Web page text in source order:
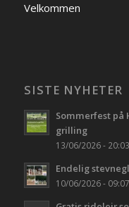
Velkommen
SISTE NYHETER
Sommerfest på
grilling
13/06/2026 - 20:03
Endelig
10/06/2026 - 09:07